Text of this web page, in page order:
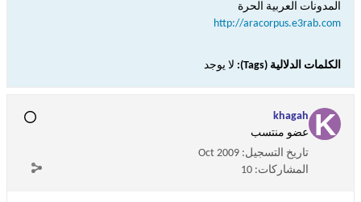
المدونات العربية الحرة
http://aracorpus.e3rab.com
الكلمات الدلالية (Tags): لا يوجد
khagah
عضو منتسب
تاريخ التسجيل: Oct 2009
المشاركات: 10